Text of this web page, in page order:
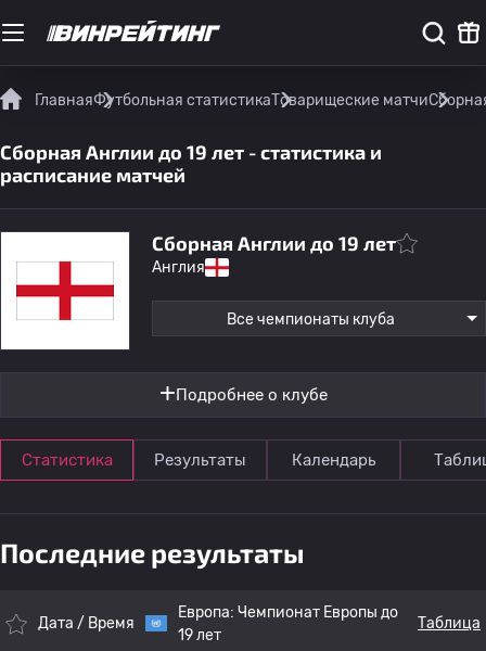
ГлавнаяФутбольная статистикаТоварищеские матчи
Сборная Англии до 19 лет - статистика и
расписание матчей
Сборная Англии до 19 лет
Англия
Все чемпионаты клуба
Подробнее о клубе
Статистика Результаты Календарь
Последние результаты
Дата / Время
Европа: Чемпионат Европы до
19 лет
Таблица